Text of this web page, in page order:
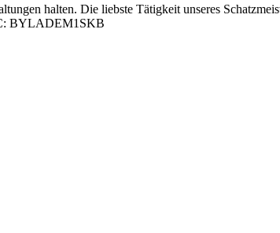
hal­ten. Die liebs­te Tä­tig­keit un­se­res
BYLADEM1SKB